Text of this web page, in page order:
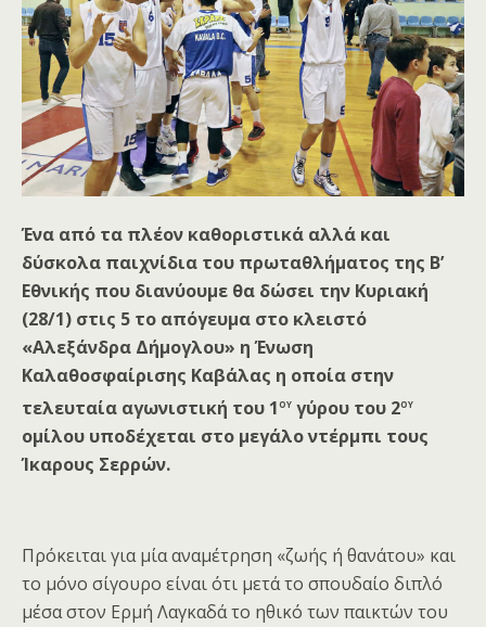
Ένα από τα πλέον καθοριστικά αλλά και
δύσκολα παιχνίδια του πρωταθλήματος της Β’
Εθνικής που διανύουμε θα δώσει την Κυριακή
(28/1) στις 5 το απόγευμα στο κλειστό
«Αλεξάνδρα Δήμογλου» η Ένωση
Καλαθοσφαίρισης Καβάλας η οποία στην
τελευταία αγωνιστική του 1ου γύρου του 2ου
ομίλου υποδέχεται στο μεγάλο ντέρμπι τους
Ίκαρους Σερρών.
Πρόκειται για μία αναμέτρηση «ζωής ή θανάτου» και
το μόνο σίγουρο είναι ότι μετά το σπουδαίο διπλό
μέσα στον Ερμή Λαγκαδά το ηθικό των παικτών του